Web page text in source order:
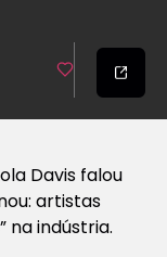
Davis falou
artistas
na indústria.